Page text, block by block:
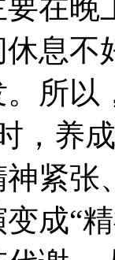
在晚
息
所以
，养
紧张
成“